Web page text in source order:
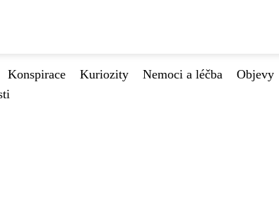
Konspirace Kuriozity Nemoci a léčba Objevy